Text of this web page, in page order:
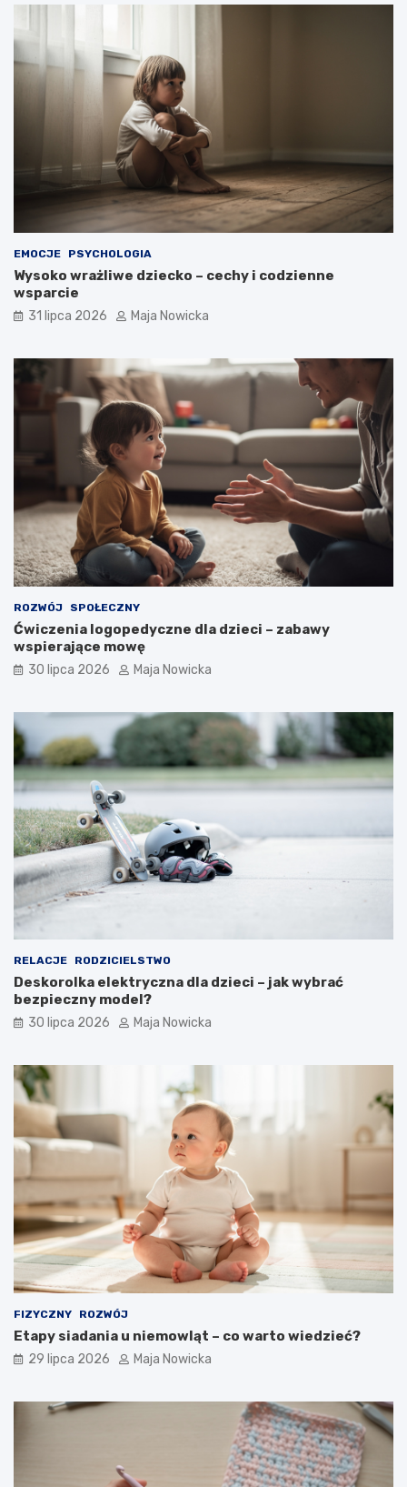
EMOCJE PSYCHOLOGIA
Wysoko wrażliwe dziecko – cechy i codzienne
wsparcie
31 lipca 2026 Maja Nowicka
ROZWÓJ SPOŁECZNY
Ćwiczenia logopedyczne dla dzieci – zabawy
wspierające mowę
30 lipca 2026 Maja Nowicka
RELACJE RODZICIELSTWO
Deskorolka elektryczna dla dzieci – jak wybrać
bezpieczny model?
30 lipca 2026 Maja Nowicka
FIZYCZNY ROZWÓJ
Etapy siadania u niemowląt – co warto wiedzieć?
29 lipca 2026 Maja Nowicka